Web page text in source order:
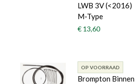
LWB 3V (<2016)
M-Type
€ 13,60
OP VOORRAAD
Brompton Binnen